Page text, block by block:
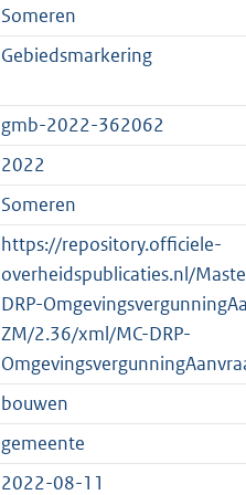
o
o
t
e
:
2
K
b
r
o
t
t
e
:
2
K
b
Someren
Gebiedsmarkering
gmb-2022-362062
2022
Someren
https://repository.officiele-
overheidspublicaties.nl/
DRP-
ZM/2.36/xml/MC-DRP-
bouwen
gemeente
2022-08-11